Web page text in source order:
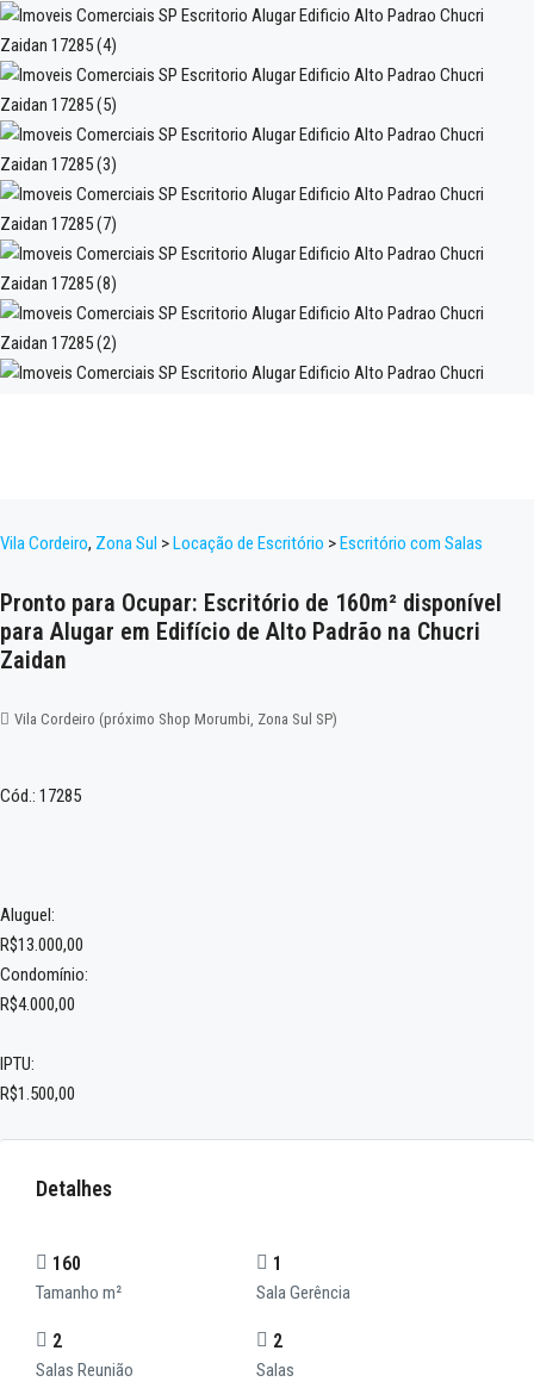
Vila Cordeiro, Zona Sul >Locação de Escritório >Escritório com Salas
Pronto para Ocupar: Escritório de 160m² disponível
para Alugar em Edifício de Alto Padrão na Chucri
Zaidan
Vila Cordeiro (próximo Shop Morumbi, Zona Sul SP)
Cód.: 17285
Aluguel:
R$13.000,00
Condomínio:
R$4.000,00
IPTU:
R$1.500,00
Detalhes
160
Tamanho m²
1
Sala Gerência
2
Salas Reunião
2
Salas